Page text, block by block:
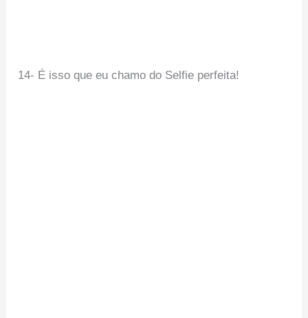
14- É isso que eu chamo do Selfie perfeita!